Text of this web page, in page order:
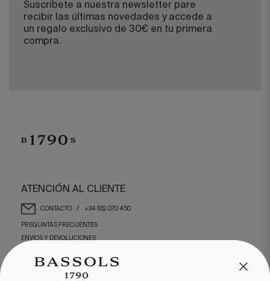
Suscríbete a nuestra newsletter pare
recibir las últimas novedades y accede a
un regalo exclusivo de 30€ en tu primera
compra.
ATENCIÓN AL CLIENTE
CONTACTO / +34 932 070 450
PREGUNTAS FRECUENTES
ENVÍOS Y DEVOLUCIONES
ENGLISH ESPAÑOL FRANÇAIS